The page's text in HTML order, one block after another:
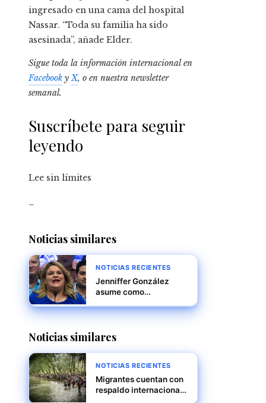
ingresado en una cama del hospital
Nassar. “Toda su familia ha sido
asesinada”, añade Elder.
Sigue toda la información internacional en
Facebook yX, o en nuestra newsletter
semanal.
Suscríbete para seguir
leyendo
Lee sin límites
Noticias similares
NOTICIAS RECIENTES
Jenniffer González
asume como
Rico, marcando un
historia política de la
Noticias similares
NOTICIAS RECIENTES
Migrantes cuentan con
respaldo internacional,